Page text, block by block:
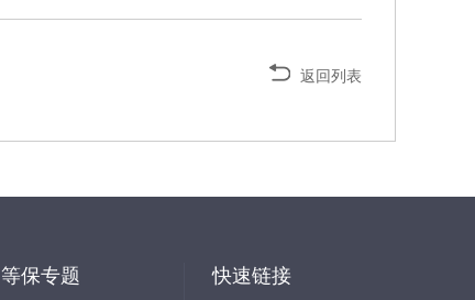
返回列表
等保专题 快速链接